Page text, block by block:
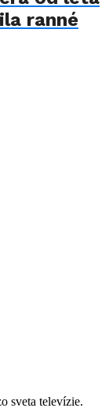
ranné
sveta televízie.